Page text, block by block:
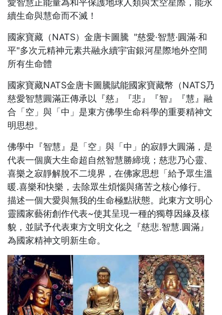
續生命與慧命而不滅！
國家寶藏（NATS）金唐卡圖騰 "慈愛·智慧·圓滿·和
平"多次元精神元素共融永續宇宙銀河星際地外空間
所有生命體
國家寶藏NATS金唐卡圖騰賦能國家寶藏幣（NATS乃
慈愛智慧圓滿正傳承以『慈』『悲』『智』『慧』融
合「空」與「中」是東方佛學生命科學的重要精神文
明思想。
佛學中『智慧』是「空」與「中」的寂靜大圓滿，是
代表一個廣大生命超自然智慧勝締境；慈悲乃心靈、
喜樂之寂靜解脫不二境界，在佛家思想「給予眾生溫
暖.喜樂和快樂，去除眾生煩惱與痛苦之核心修行。
描述一個大愛與無我的生命極點狀態。此東方文明心
靈國家藝術創作代表~使其呈現一種的獨尊因緣及樣
貌，並賦予代表東方文明文化之『慈悲.智慧.圓滿』
為國家精神文明新生命。